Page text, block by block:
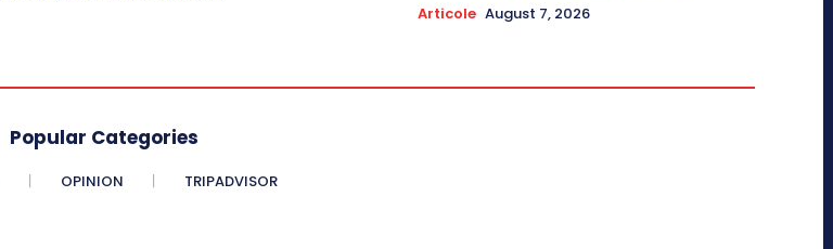
Articole August 7, 2026
Popular Categories
OPINION TRIPADVISOR